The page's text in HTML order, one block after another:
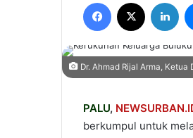
email
Dr. Ahmad Rijal Arma,
PALU,
berkumpul untuk